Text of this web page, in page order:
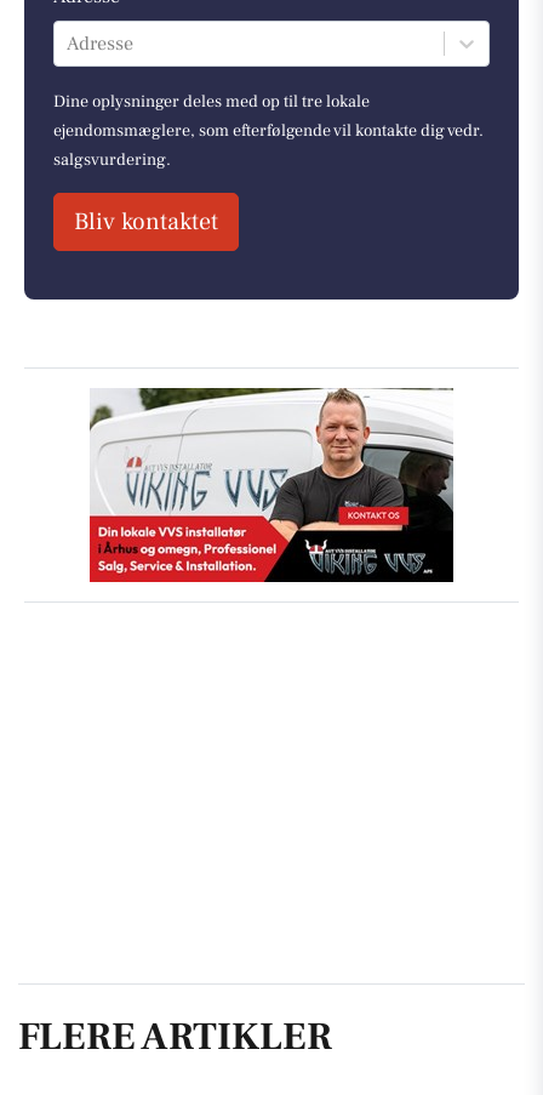
Adresse
Dine oplysninger deles med op til tre lokale
ejendomsmæglere, som efterfølgende vil kontakte dig vedr.
salgsvurdering.
Bliv kontaktet
FLERE ARTIKLER